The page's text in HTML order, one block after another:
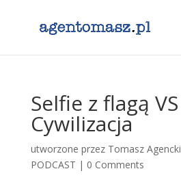
Selfie z flagą VS
Cywilizacja
utworzone przez Tomasz Agencki
PODCAST | 0 Comments